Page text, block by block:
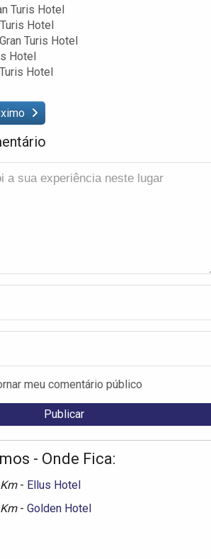
Turis Hotel
Hotel
Turis Hotel
Hotel
Hotel
meu comentário público
- Onde Fica:
- Ellus Hotel
- Golden Hotel